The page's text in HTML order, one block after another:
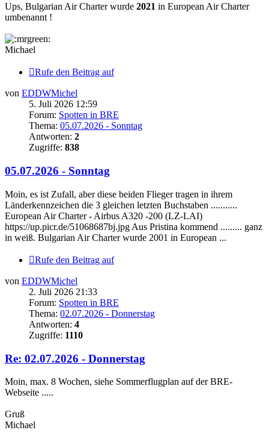
Ups, Bulgarian Air Charter wurde 2021 in European Air Charter
umbenannt !
Michael
Rufe den Beitrag auf
von EDDWMichel
5. Juli 2026 12:59
Forum: Spotten in BRE
Thema: 05.07.2026 - Sonntag
Antworten: 2
Zugriffe: 838
05.07.2026 - Sonntag
Moin, es ist Zufall, aber diese beiden Flieger tragen in ihrem
Länderkennzeichen die 3 gleichen letzten Buchstaben ...........
European Air Charter - Airbus A320 -200 (LZ-LAI)
https://up.picr.de/51068687bj.jpg Aus Pristina kommend ......... ganz
in weiß. Bulgarian Air Charter wurde 2001 in European ...
Rufe den Beitrag auf
von EDDWMichel
2. Juli 2026 21:33
Forum: Spotten in BRE
Thema: 02.07.2026 - Donnerstag
Antworten: 4
Zugriffe: 1110
Re: 02.07.2026 - Donnerstag
Moin, max. 8 Wochen, siehe Sommerflugplan auf der BRE-
Webseite .....
Gruß
Michael